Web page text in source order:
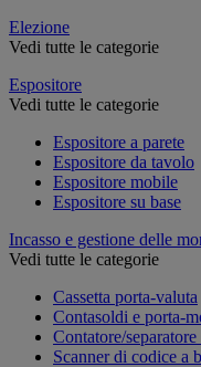
Elezione
Vedi tutte le categorie
Espositore
Vedi tutte le categorie
Espositore a parete
Espositore da tavolo
Espositore mobile
Espositore su base
Incasso e gestione delle
Vedi tutte le categorie
Cassetta porta-valuta
Contasoldi e porta-
Contatore/
Scanner di codice a